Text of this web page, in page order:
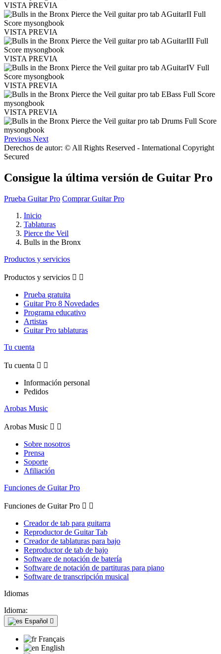
VISTA PREVIA
VISTA PREVIA
VISTA PREVIA
VISTA PREVIA
VISTA PREVIA
Previous Next
Derechos de autor: © All Rights Reserved - International Copyright
Secured
Consigue la última versión de Guitar Pro
Prueba Guitar Pro Comprar Guitar Pro
Inicio
Tablaturas
Pierce the Veil
Bulls in the Bronx
Productos y servicios
Productos y servicios  
Prueba gratuita
Guitar Pro 8 Novedades
Programa educativo
Artistas
Guitar Pro tablaturas
Tu cuenta
Tu cuenta  
Información personal
Pedidos
Arobas Music
Arobas Music  
Sobre nosotros
Prensa
Soporte
Afiliación
Funciones de Guitar Pro
Funciones de Guitar Pro  
Creador de tab para guitarra
Reproductor de Guitar Tab
Creador de tablaturas para bajo
Reproductor de tab de bajo
Software de notación de batería
Software de notación de partituras para piano
Software de transcripción musical
Idiomas
Idioma:
Español 
Français
English